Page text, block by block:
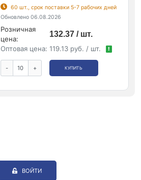
60 шт., срок поставки 5-7 рабочих дней
Обновлено 06.08.2026
Розничная
цена:
132.37 / шт.
Оптовая цена: 119.13 руб. / шт. !
- + КУПИТЬ
ВОЙТИ